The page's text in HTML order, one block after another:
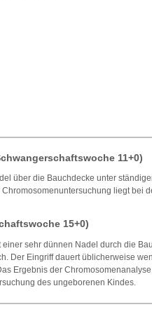
11+0)
über die Bauchdecke unter
liegt bei
15+0)
sehr dünnen Nadel durch die
Der Eingriff dauert üblicherweise
Ergebnis der
des ungeborenen Kindes.